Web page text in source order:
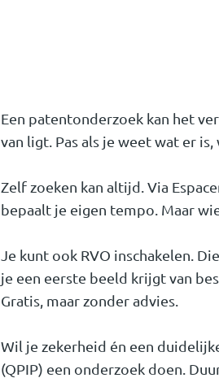
Een patentonderzoek kan het
van ligt. Pas als je weet wat er
Zelf zoeken kan altijd. Via
bepaalt je eigen tempo. Maar
Je kunt ook RVO inschakelen.
je een eerste beeld krijgt van
Gratis, maar zonder advies.
Wil je zekerheid én een
(QPIP) een onderzoek doen.